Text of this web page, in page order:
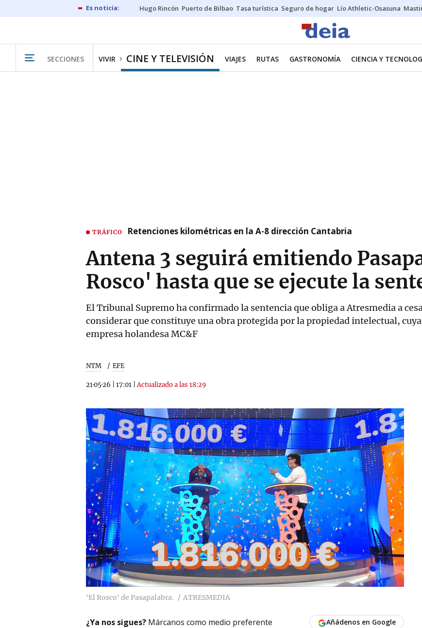
Hugo Rincón Puerto de Bilbao Tasa turística Seguro de hogar Lío Athletic-Osasuna
SECCIONES VIVIR CINE Y TELEVISIÓN VIAJES RUTAS GASTRONOMÍA CIENCIA Y
TRÁFICO Retenciones kilométricas en la A-8 dirección Cantabria
Antena 3 seguirá emitiendo
Rosco' hasta que se ejecute la
El Tribunal Supremo ha confirmado la sentencia que obliga a Atresmedia a
considerar que constituye una obra protegida por la propiedad intelectual,
empresa holandesa MC&F
NTM EFE
21·05·26 17:01 |Actualizado a las 18:29
'El Rosco' de Pasapalabra. ATRESMEDIA
¿Ya nos sigues? Márcanos como medio preferente Añádenos en Google